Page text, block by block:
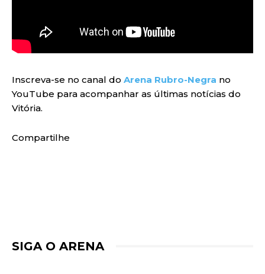
Inscreva-se no canal do Arena Rubro-Negra no
YouTube para acompanhar as últimas notícias do
Vitória.
Compartilhe
SIGA O ARENA